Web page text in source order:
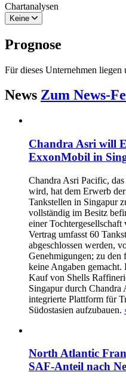
Chartanalysen
Keine
Prognose
Für dieses Unternehmen
News Zum News-
Chandra Asri will
ExxonMobil in
Chandra Asri Pacific,
wird, hat dem Erwerb
Tankstellen in Singapur
vollständig im Besitz
einer
Vertrag umfasst 60
abgeschlossen werden,
Genehmigungen; zu
keine Angaben
Kauf von Shells
Singapur durch Chandra
integrierte Plattform für
Südostasien aufzubauen.
North Atlantic
SAF-Anteil nach